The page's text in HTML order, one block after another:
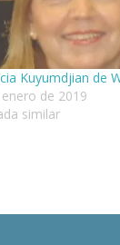
Kuyumdjian de
de 2019
similar